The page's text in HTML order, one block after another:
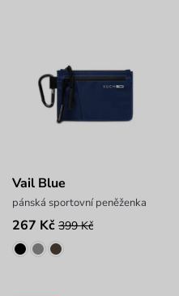
Vail Blue
pánská sportovní peněženka
267 Kč 399 Kč